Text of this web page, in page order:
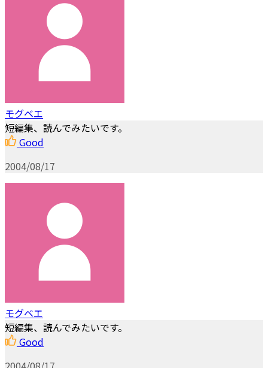
モグベエ
短編集、読んでみたいです。
Good
2004/08/17
モグベエ
短編集、読んでみたいです。
Good